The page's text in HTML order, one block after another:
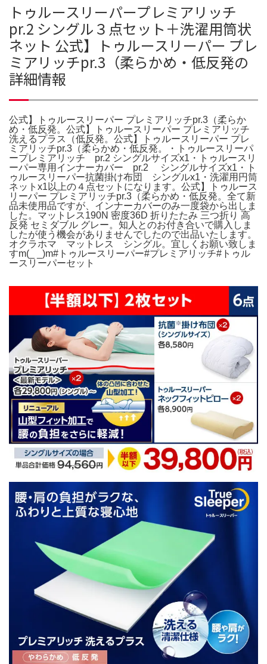
トゥルースリーパープレミアリッチ
pr.2 シングル３点セット＋洗濯用筒状
ネット 公式】トゥルースリーパー プレ
ミアリッチpr.3（柔らかめ・低反発の
詳細情報
公式】トゥルースリーパー プレミアリッチpr.3（柔らか
め・低反発。公式】トゥルースリーパー プレミアリッチ
洗えるプラス（低反発。公式】トゥルースリーパー プレ
ミアリッチpr.3（柔らかめ・低反発。・トゥルースリーパ
ープレミアリッチ pr.2 シングルサイズx1・トゥルースリ
ーパー専用インナーカバー pr.2 シングルサイズx1・ト
ゥルースリーパー抗菌掛け布団 シングルx1・洗濯用円筒
ネットx1以上の４点セットになります。公式】トゥルース
リーパー プレミアリッチpr.3（柔らかめ・低反発。全て新
品未使用品ですが、インナーカバーのみ一度袋から出しま
した。マットレス190N 密度36D 折りたたみ 三つ折り 高
反発 セミダブル グレー。知人とのお付き合いで購入しま
したが使う機会がありませんでしたので出品いたします。
オクラホマ マットレス シングル。宜しくお願い致しま
すm(_ _)m#トゥルースリーパー#プレミアリッチ#トゥル
ースリーパーセット